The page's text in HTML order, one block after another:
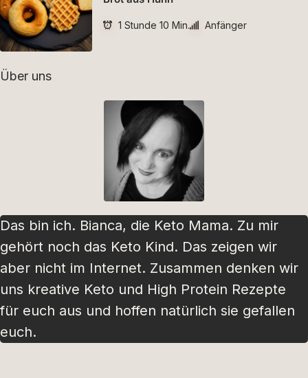
1 Stunde 10 Min. Anfänger
Über uns
Das bin ich. Bianca, die Keto Mama. Zu mir
gehört noch das Keto Kind. Das zeigen wir
aber nicht im Internet. Zusammen denken wir
uns kreative Keto und High Protein Rezepte
für euch aus und hoffen natürlich sie gefallen
euch.